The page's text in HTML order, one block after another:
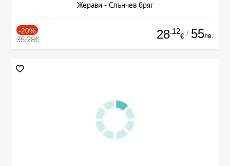
Жерави - Слънчев бряг
-20%
35.28€ 28.12
€ / 55лв.